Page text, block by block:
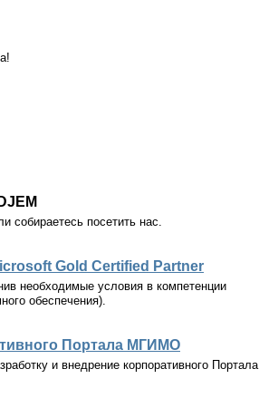
посетить нас.
Gold Certified Partner
необходимые условия в компетенции
обеспечения).
Портала МГИМО
и внедрение корпоративного Портала